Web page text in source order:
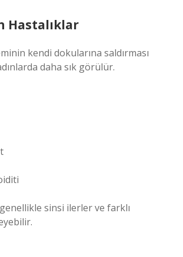
Hastalıklar
kendi dokularına saldırması
daha sık görülür.
sinsi ilerler ve farklı